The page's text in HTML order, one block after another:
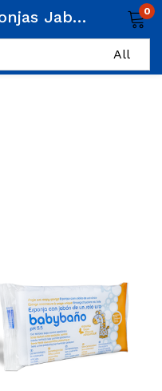
Baby Baño Esponjas Jabonosas Desechables (10 unidades) 0